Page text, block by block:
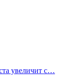
увеличит с…